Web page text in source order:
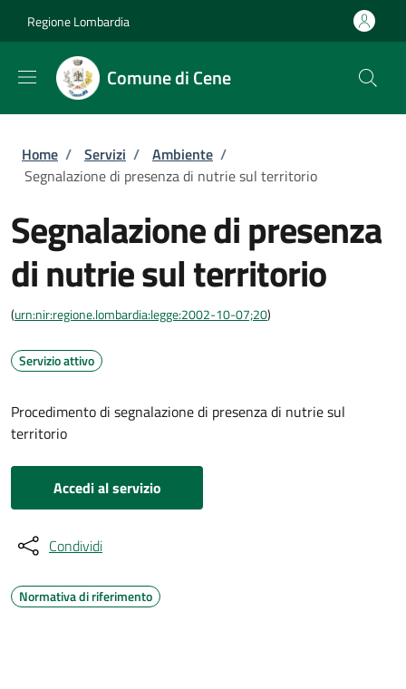
Regione Lombardia
Comune di Cene
Briciole di pane
Home / Servizi / Ambiente /
Segnalazione di presenza di nutrie sul territorio
Segnalazione di presenza
di nutrie sul territorio
(urn:nir:regione.lombardia:legge:2002-10-07;20)
Servizio attivo
Procedimento di segnalazione di presenza di nutrie sul
territorio
Accedi al servizio
Condividi
Normativa di riferimento